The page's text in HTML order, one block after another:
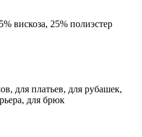
вискоза, 25% полиэстер
для платьев, для рубашек,
для брюк